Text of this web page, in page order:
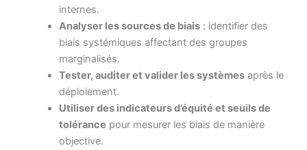
internes.
Analyser les sources de biais : identifier des
biais systémiques affectant des groupes
marginalisés.
Tester, auditer et valider les systèmes après le
déploiement.
Utiliser des indicateurs d’équité et seuils de
tolérance pour mesurer les biais de manière
objective.